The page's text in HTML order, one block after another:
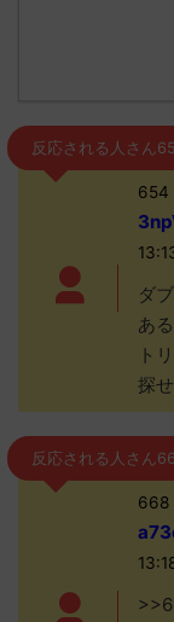
反応される人さん
654
ダ
あ
ト
探
反応される人さん
668